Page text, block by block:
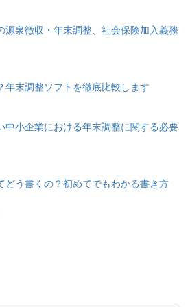
源泉徴収・年末調整、社会保険加入義務
年末調整ソフトを徹底比較します
中小企業における年末調整に関する必要
どう書くの？初めてでもわかる書き方